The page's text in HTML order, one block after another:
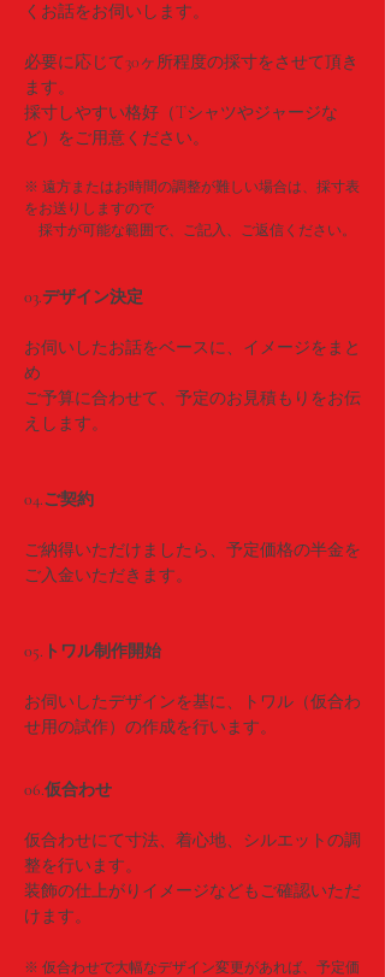
くお話をお伺いします。
必要に応じて30ヶ所程度の採寸をさせて頂き
ます。
採寸しやすい格好（Tシャツやジャージな
ど）をご用意ください。
※ 遠方またはお時間の調整が難しい場合は、採寸表
をお送りしますので
採寸が可能な範囲で、ご記入、ご返信ください。
03.デザイン決定
お伺いしたお話をベースに、イメージをまと
め
ご予算に合わせて、予定のお見積もりをお伝
えします。
04.ご契約
ご納得いただけましたら、予定価格の半金を
ご入金いただきます。
05.トワル制作開始
お伺いしたデザインを基に、トワル（仮合わ
せ用の試作）の作成を行います。
06.仮合わせ
仮合わせにて寸法、着心地、シルエットの調
整を行います。
装飾の仕上がりイメージなどもご確認いただ
けます。
※ 仮合わせで大幅なデザイン変更があれば、予定価